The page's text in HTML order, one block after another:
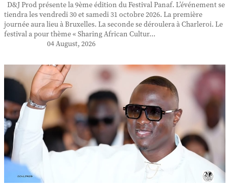
D&J Prod présente la 9ème édition du Festival Panaf. L’événement se
tiendra les vendredi 30 et samedi 31 octobre 2026. La première
journée aura lieu à Bruxelles. La seconde se déroulera à Charleroi. Le
festival a pour thème « Sharing African Cultur...
04 August, 2026